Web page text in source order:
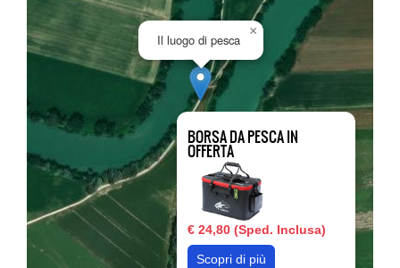
BORSA DA PESCA IN
OFFERTA
€ 24,80 (Sped. Inclusa)
Scopri di più
Il luogo di pesca
×